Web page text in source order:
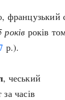
французький
років років
р.).
, чеський
часів